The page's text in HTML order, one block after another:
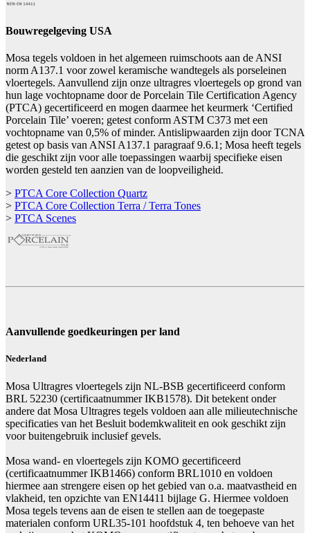
Bouwregelgeving USA
Mosa tegels voldoen in het algemeen ruimschoots aan de ANSI
norm A137.1 voor zowel keramische wandtegels als porseleinen
vloertegels. Aanvullend zijn onze ultragres vloertegels op grond van
hun lage vochtopname door de Porcelain Tile Certification Agency
(PTCA) gecertificeerd en mogen daarmee het keurmerk ‘Certified
Porcelain Tile’ voeren; getest conform ASTM C373 met een
vochtopname van 0,5% of minder. Antislipwaarden zijn door TCNA
getest op basis van ANSI A137.1 paragraaf 9.6.1; Mosa heeft tegels
die geschikt zijn voor alle toepassingen waarbij specifieke eisen
worden gesteld ten aanzien van de loopveiligheid.
> PTCA Core Collection Quartz
> PTCA Core Collection Terra / Terra Tones
> PTCA Scenes
Aanvullende goedkeuringen per land
Nederland
Mosa Ultragres vloertegels zijn NL-BSB gecertificeerd conform
BRL 52230 (certificaatnummer IKB1578). Dit betekent onder
andere dat Mosa Ultragres tegels voldoen aan alle milieutechnische
specificaties van het Besluit bodemkwaliteit en ook geschikt zijn
voor buitengebruik inclusief gevels.
Mosa wand- en vloertegels zijn KOMO gecertificeerd
(certificaatnummer IKB1466) conform BRL1010 en voldoen
hiermee aan strengere eisen op het gebied van o.a. maatvastheid en
vlakheid, ten opzichte van EN14411 bijlage G. Hiermee voldoen
Mosa tegels tevens aan de eisen te stellen aan de toegepaste
materialen conform URL35-101 hoofdstuk 4, ten behoeve van het